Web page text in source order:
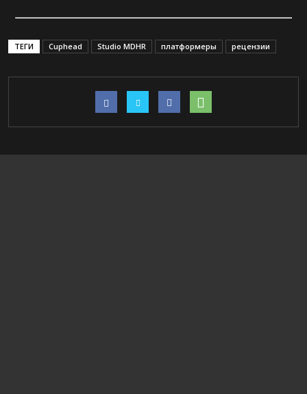
ТЕГИ Cuphead Studio MDHR платформеры рецензии